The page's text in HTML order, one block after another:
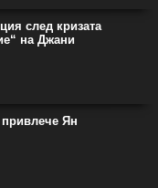
след кризата
на Джани
Ян